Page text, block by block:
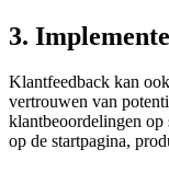
3.
Klantfeedback kan
vertrouwen van
klantbeoordelingen op
op de startpagina,